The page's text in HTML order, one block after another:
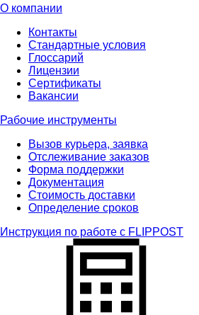
О компании
Контакты
Стандартные условия
Глоссарий
Лицензии
Сертификаты
Вакансии
Рабочие инструменты
Вызов курьера, заявка
Отслеживание заказов
Форма поддержки
Документация
Стоимость доставки
Определение сроков
Инструкция по работе с FLIPPOST